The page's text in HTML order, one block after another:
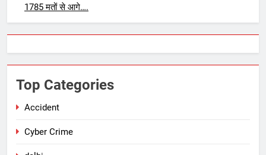
1785 मतों से आगे….
Top Categories
Accident
Cyber Crime